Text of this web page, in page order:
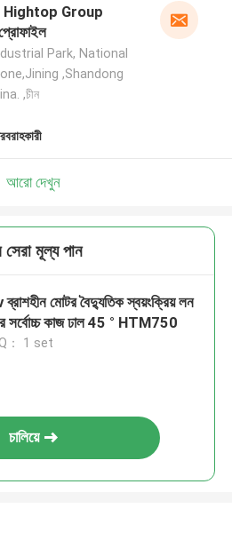
Hightop Group
Park, National
,Shandong
,চীন
আরো দেখুন
মূল্য পান
মোটর বৈদ্যুতিক স্বয়ংক্রিয় লন
সর্বোচ্চ কাজ ঢাল 45 ° HTM750
： 1 set
চালিয়ে